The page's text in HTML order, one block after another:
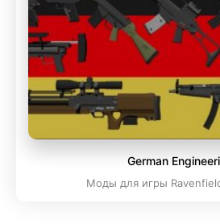
German
Моды для игры